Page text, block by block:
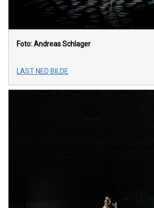
Foto: Andreas Schlager
LAST NED BILDE